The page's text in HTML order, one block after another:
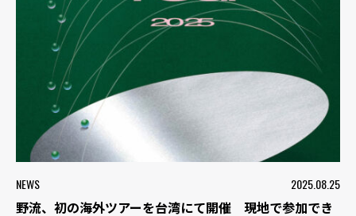
NEWS 2025.08.25
野流、初の海外ツアーを台湾にて開催 現地で参加でき